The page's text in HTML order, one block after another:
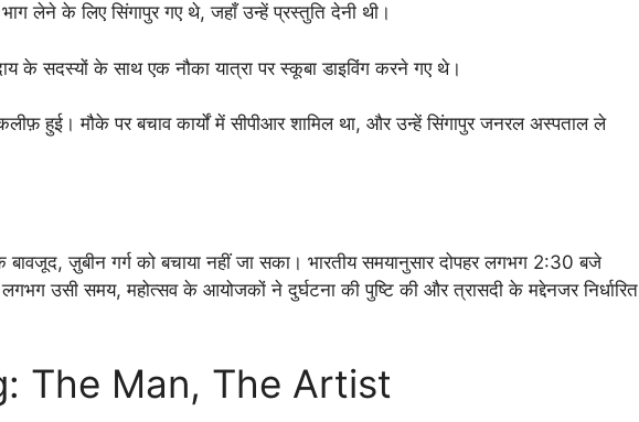
भाग लेने के लिए सिंगापुर गए थे, जहाँ उन्हें प्रस्तुति देनी थी।
के सदस्यों के साथ एक नौका यात्रा पर स्कूबा डाइविंग करने गए थे।
हुई। मौके पर बचाव कार्यों में सीपीआर शामिल था, और उन्हें सिंगापुर जनरल अस्पताल ले
बावजूद, ज़ुबीन गर्ग को बचाया नहीं जा सका। भारतीय समयानुसार दोपहर लगभग 2:30 बजे
उसी समय, महोत्सव के आयोजकों ने दुर्घटना की पुष्टि की और त्रासदी के मद्देनजर निर्धारित
The Man, The Artist